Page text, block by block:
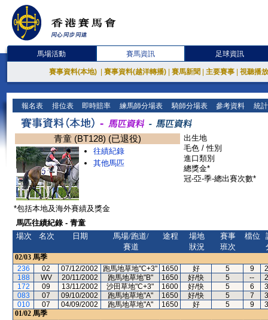
馬場活動 賽馬資訊 足球資訊
賽事資料(本地) 賽事資料(越洋轉播) 賽馬新聞 主要賽事 視聽播
報名表 排位表 即時賠率 練馬師分場表 騎師分場表 參考資料 統
青童 (BT128) (已退役)
往績紀錄
其他馬匹
出生地
毛色 / 性別
進口類別
總獎金*
冠-亞-季-總出賽次數*
*包括本地及海外賽績及獎金
馬匹往績紀錄 - 青童
場次
名次 日期
馬場/跑道/
賽道
途程
場地
狀況
賽事
班次
檔位
02/03 馬季
236
02 07/12/2002 跑馬地草地"C+3" 1650 好 5 9
188
WV 20/11/2002 跑馬地草地"B" 1650 好/快 5 --
172
09 13/11/2002 沙田草地"C+3" 1600 好/快 5 6
083
07 09/10/2002 跑馬地草地"A" 1650 好/快 5 7
010
07 04/09/2002 跑馬地草地"A" 1650 好 5 9
01/02 馬季